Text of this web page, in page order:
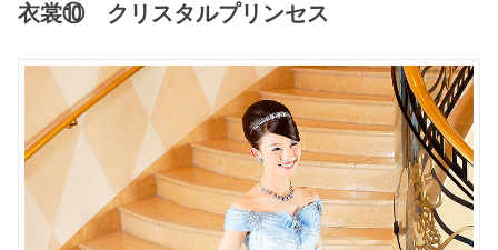
衣裳⑩ クリスタルプリンセス